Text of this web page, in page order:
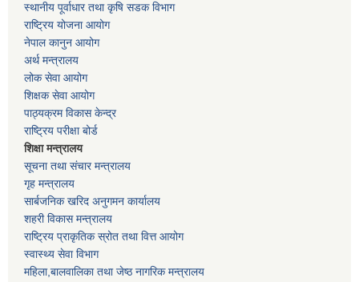
स्थानीय पूर्वाधार तथा कृषि सडक विभाग
राष्ट्रिय योजना आयोग
नेपाल कानुन आयोग
अर्थ मन्त्रालय
लोक सेवा आयोग
शिक्षक सेवा आयोग
पाठ्यक्रम विकास केन्द्र
राष्ट्रिय परीक्षा बोर्ड
शिक्षा मन्त्रालय
सूचना तथा संचार मन्त्रालय
गृह मन्त्रालय
सार्बजनिक खरिद अनुगमन कार्यालय
शहरी विकास मन्त्रालय
राष्ट्रिय प्राकृतिक स्रोत तथा वित्त आयोग
स्वास्थ्य सेवा विभाग
महिला,बालवालिका तथा जेष्ठ नागरिक मन्त्रालय